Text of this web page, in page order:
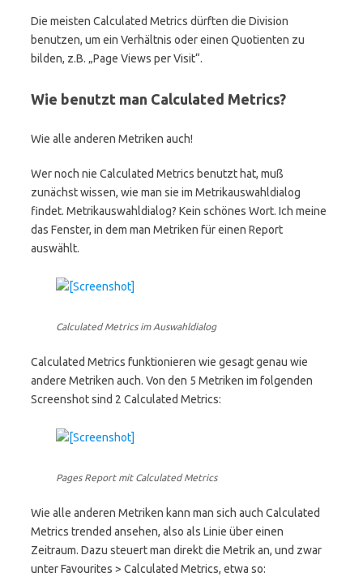
Die meisten Calculated Metrics dürften die Division
benutzen, um ein Verhältnis oder einen Quotienten zu
bilden, z.B. „Page Views per Visit“.
Wie benutzt man Calculated Metrics?
Wie alle anderen Metriken auch!
Wer noch nie Calculated Metrics benutzt hat, muß
zunächst wissen, wie man sie im Metrikauswahldialog
findet. Metrikauswahldialog? Kein schönes Wort. Ich meine
das Fenster, in dem man Metriken für einen Report
auswählt.
Calculated Metrics im Auswahldialog
Calculated Metrics funktionieren wie gesagt genau wie
andere Metriken auch. Von den 5 Metriken im folgenden
Screenshot sind 2 Calculated Metrics:
Pages Report mit Calculated Metrics
Wie alle anderen Metriken kann man sich auch Calculated
Metrics trended ansehen, also als Linie über einen
Zeitraum. Dazu steuert man direkt die Metrik an, und zwar
unter Favourites > Calculated Metrics, etwa so: